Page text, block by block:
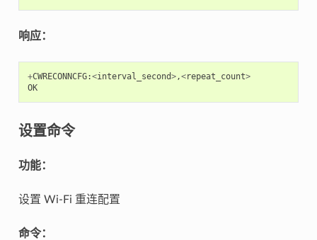
响应：
+CWRECONNCFG:<interval_second>,<repeat_count>
OK
设置命令
功能：
设置 Wi-Fi 重连配置
命令：